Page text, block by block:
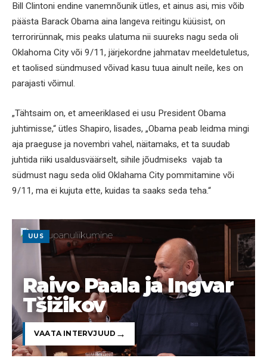
Bill Clintoni endine vanemnõunik ütles, et ainus asi, mis võib
päästa Barack Obama aina langeva reitingu küüsist, on
terrorirünnak, mis peaks ulatuma nii suureks nagu seda oli
Oklahoma City või 9/11, järjekordne jahmatav meeldetuletus,
et taolised sündmused võivad kasu tuua ainult neile, kes on
parajasti võimul.
„Tähtsaim on, et ameeriklased ei usu President Obama
juhtimisse,“ ütles Shapiro, lisades, „Obama peab leidma mingi
aja praeguse ja novembri vahel, näitamaks, et ta suudab
juhtida riiki usaldusväärselt, sihile jõudmiseks vajab ta
südmust nagu seda olid Oklahama City pommitamine või
9/11, ma ei kujuta ette, kuidas ta saaks seda teha.“
UUS
Raivo Paala ja Ingvar
Tšižikov
VAATA INTERVJUUD